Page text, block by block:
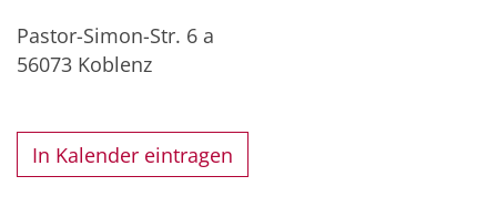
Pastor-Simon-Str. 6 a
56073 Koblenz
In Kalender eintragen